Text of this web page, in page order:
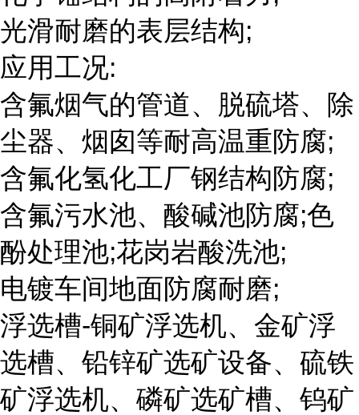
光滑耐磨的表层结构;
应用工况:
含氟烟气的管道、脱硫塔、除
尘器、烟囱等耐高温重防腐;
含氟化氢化工厂钢结构防腐;
含氟污水池、酸碱池防腐;色
酚处理池;花岗岩酸洗池;
电镀车间地面防腐耐磨;
浮选槽-铜矿浮选机、金矿浮
选槽、铅锌矿选矿设备、硫铁
矿浮选机、磷矿选矿槽、钨矿